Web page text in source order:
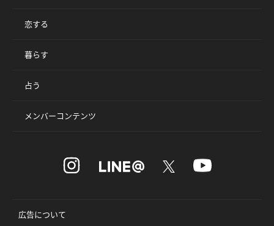
恋する
暮らす
占う
メンバーコンテンツ
広告について